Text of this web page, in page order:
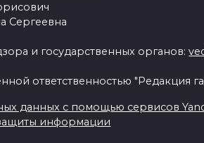
Сергеевна
и государственных органов:
ответственностью "Редакция
данных с помощью сервисов
информации